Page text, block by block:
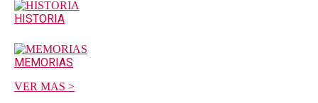
HISTORIA
MEMORIAS
VER MAS >